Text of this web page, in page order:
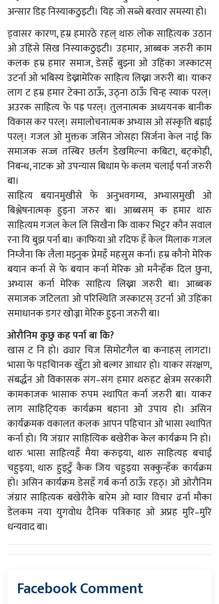
अन्सार डिह निस्याकठुइटी। यिह जो सब्से बरवार समस्या हो।
ड्वासर कारण, हम्र हमारठे रहल् थारु लोक साहित्यक उठान
ओ उहिंसे सिख निस्याकठुइटी। उहमार, आब्बक जरुरी काम
कलक हम्र हमार समाज, डेसहँ बुझ्ना ओ उहिंका जस्काटस्
उटर्ना ओ भबिस्य डेख्नामेरिक साहित्य लिख्ना जरुरी बा। याकर
लाग ट हम्र हमार टेक्ना ठाऊँ, उठ्ना ठाऊँ चिन्ह स्याक परल्।
अउरक साहित्य फे पह्र परल्। तुलनात्मक अध्ययनक बानीक
विकास कर परल्। समालोचनात्मक अभ्यास ओ संस्कृति बह्राई
परल्। गजल ओ मुक्तक जसिन जोसहा सिर्जना केल नाई कि
समाजक सज्ज तस्बिर छर्लंग डेखमिल्ना कबिटा, बट्कोही,
निबन्ध, नाटक ओ उपन्यास बिधाम फे कलम चलाई पर्ना जरुरी
बा।
साहित्य बयानमुखीसे फे अनुभवगम्य, अभ्यासमुखी ओ
बिश्लेषनात्मक् हुइना जरुर बा। आब्बसम् क हमार थारु
साहित्यम गजल केल लि सिखैना कि वाकर भिट्टर कौन सवाल
रना यि बुझ पर्ना बा। काफिया ओ रदिफ हँ केल मिलाक गजल
निम्जैना कि लैला मझ्नुक प्रेमहँ महसुस कर्ना। हम्र कौनो मेरिक
बयान कर्ना से फे बयान कर्ना मेरिक ओ मनैन्हँक दिल छुना,
अभ्यास कर्ना मेरिक साहित्य लिख्ना जरुरी बा। आब्बक
समाजक जटिलता ओ परिस्थिति जस्काटस् उटर्ना ओ उहिंका
समाधानक डगर खोज्ना मेरिक हुइना जरुरी बा।
ओरौनिम कुछु कह पर्ना बा कि?
खास ट नि हो। ढ्यार चिज सिमोटगैल बा कनाहस् लागटा।
भासा फे पहचिानक खुँटा ओ बल्गर आधार हो। याकर संरक्षण,
संबर्द्धन ओ विकासक संग–संग हमार थरुहट क्षेत्रम सरकारी
कामकाजक भासाक रुपम स्थापित कर्ना जरुरी बा। याकर
लाग साहिटि्यक कार्यक्रम बहाना ओ उपाय हो। असिन
कार्यक्रमक वकालत कलक आपन पहिचान ओ भासा स्थापित
कर्ना हो। यि जंग्रार साहित्यिक बखेरीक केल कार्यक्रम नि हो।
थारु भासा साहित्यहँ मैया करुइया, थारु साहित्यह बचाई
चहुइया, थारु हुइटुँ कैक जिय चहुइया सक्कुन्हँक कार्यक्रम
हो। असिन कार्यक्रम डेसहँ गर्ब कर्ना ठाऊँ रहठ्। ओ ओरौनिम
जंग्रार साहित्यक बखेरीके बारेम ओ म्वार विचार ढर्ना मौका
डेलकम नया युगवोध दैनिक पत्रिकाह ओ अप्नह मुरि–मुरि
धन्यवाद बा।
Facebook Comment